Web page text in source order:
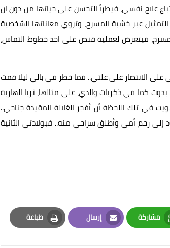
علاج نفسي، فيطرأ التحسن على حياتها من دون ان
عبر خشبة المسرح، وتروي معاناتها الشخصية
فيتعرض لعملية قنص على احد خطوط التماس،
على الانتصار على علتي.. فما خطر في بالي ليلا قمت
كما في ذكريات والدي، على مثالها، ثريا الهاربة
في تلك اللحظة أن أفجر الغلالة المقيدة جناحي..
رحم أمي وأطلق سراحي منه.. فبولادتي الثانية
مشاركة
Whatsapp
إرسال
Email
طباعة
Print